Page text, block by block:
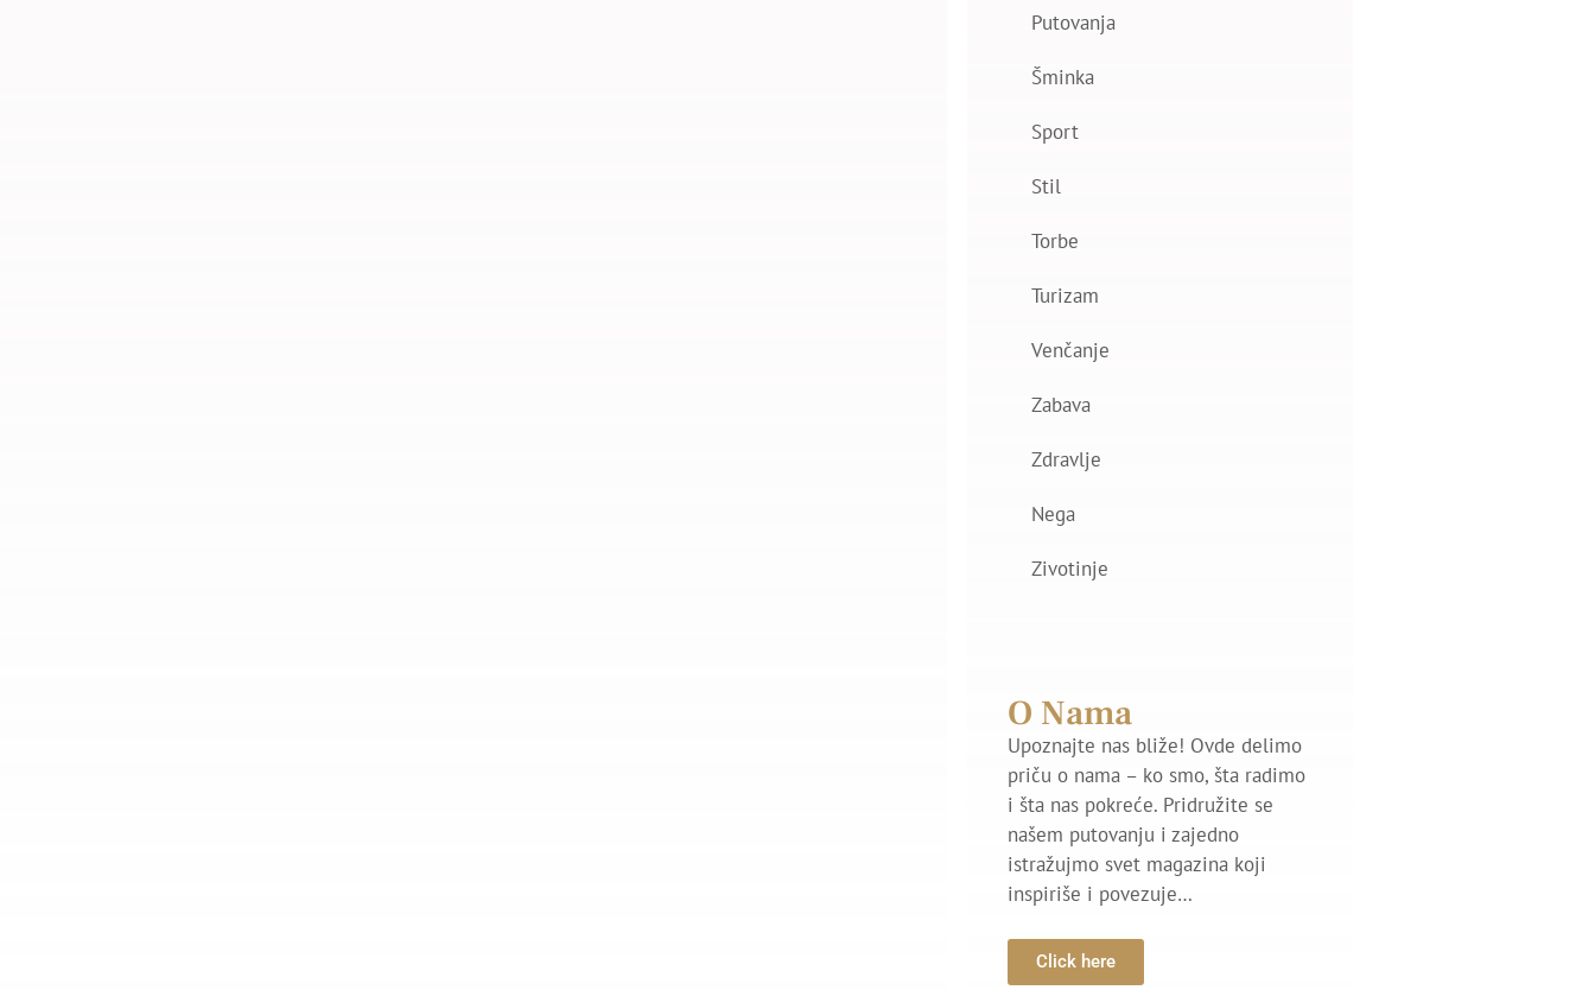
Putovanja
Šminka
Sport
Stil
Torbe
Turizam
Venčanje
Zabava
Zdravlje
Nega
Zivotinje
O Nama
Upoznajte nas bliže! Ovde delimo
priču o nama – ko smo, šta radimo
i šta nas pokreće. Pridružite se
našem putovanju i zajedno
istražujmo svet magazina koji
inspiriše i povezuje…
Click here